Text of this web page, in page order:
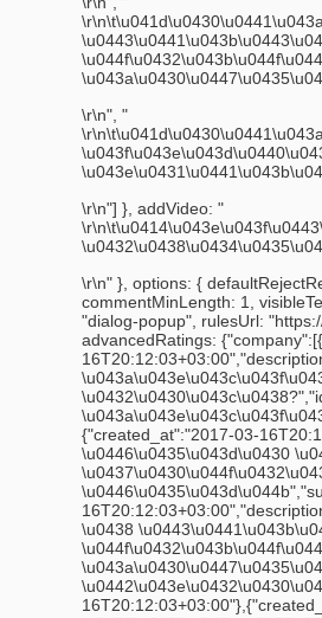
\r\n", "
\r\n"] }, addVideo: "
\r\n" }, options: {
commentMinLength: 1,
"dialog-popup", rulesUrl:
advancedRatings:
{"created_at":"2017-03-
\u0446\u0435\u043d\u0430
\u0438